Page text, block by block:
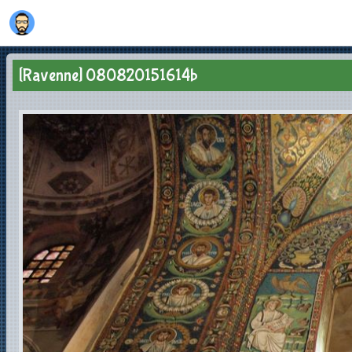
[Ravenne] 080820151614b